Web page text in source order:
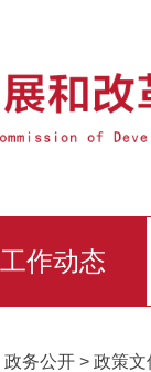
工作动态
政务公开 > 政策文